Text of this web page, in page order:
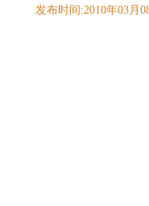
发布时间:2010年03月